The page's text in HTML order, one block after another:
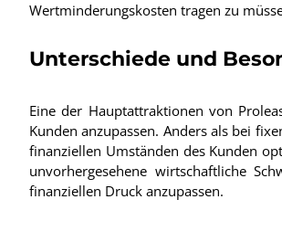
Wertminderungskosten tragen zu
Unterschiede und
Eine der Hauptattraktionen von
Kunden anzupassen. Anders als bei
finanziellen Umständen des Kunden
unvorhergesehene wirtschaftliche
finanziellen Druck anzupassen.